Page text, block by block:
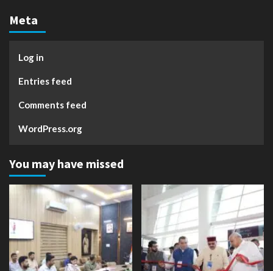
Meta
Log in
Entries feed
Comments feed
WordPress.org
You may have missed